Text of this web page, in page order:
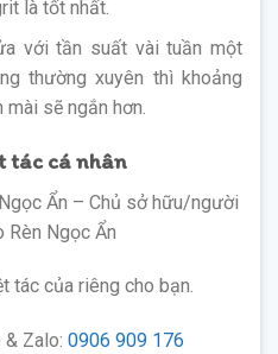
là tốt nhất.
với tần suất vài tuần một
thường xuyên thì khoảng
sẽ ngắn hơn.
tác cá nhân
Ẩn – Chủ sở hữu/người
Rèn Ngọc Ẩn
tác của riêng cho bạn.
& Zalo: 0906 909 176